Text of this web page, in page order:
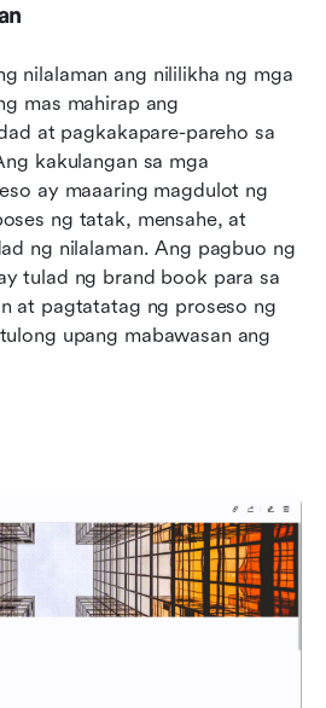
nilalaman ang nililikha ng mga
mas mahirap ang
at pagkakapare-pareho sa
kakulangan sa mga
ay maaaring magdulot ng
ng tatak, mensahe, at
ng nilalaman. Ang pagbuo ng
tulad ng brand book para sa
at pagtatatag ng proseso ng
upang mabawasan ang